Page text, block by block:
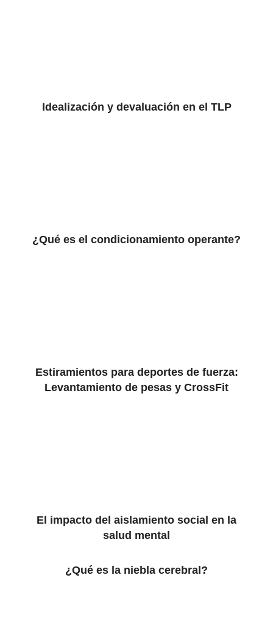
Idealización y devaluación en el TLP
¿Qué es el condicionamiento operante?
Estiramientos para deportes de fuerza:
Levantamiento de pesas y CrossFit
El impacto del aislamiento social en la
salud mental
¿Qué es la niebla cerebral?